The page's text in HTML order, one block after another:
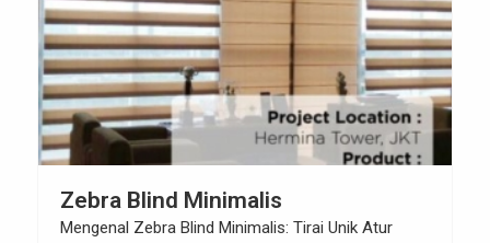
Zebra Blind Minimalis
Mengenal Zebra Blind Minimalis: Tirai Unik Atur